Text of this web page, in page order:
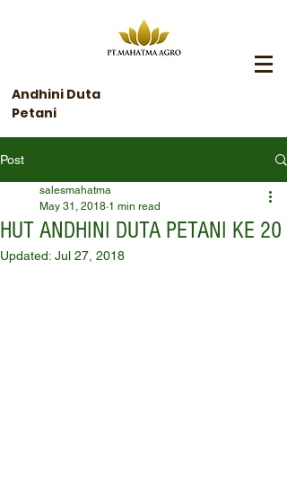
Andhini Duta
Petani
Post
HUT ANDHINI DUTA PETANI KE 20
salesmahatma
May 31, 2018 1 min read
Updated: Jul 27, 2018